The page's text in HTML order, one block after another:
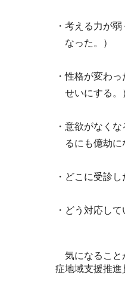
・考える力が弱
なった。）
・性格が変わっ
せいにする。
・意欲がなくな
るにも億劫に
・どこに受診し
・どう対応して
気になることが
症地域支援推進